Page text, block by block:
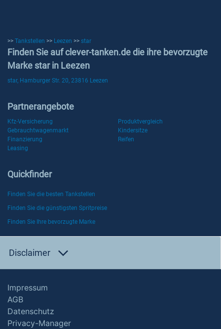
>> Tankstellen >> Leezen >> star
Finden Sie auf clever-tanken.de die ihre bevorzugte
Marke star in Leezen
star, Hamburger Str. 20, 23816 Leezen
Partnerangebote
Kfz-Versicherung
Produktvergleich
Gebrauchtwagenmarkt
Kindersitze
Finanzierung
Reifen
Leasing
Quickfinder
Finden Sie die besten Tankstellen
Finden Sie die günstigsten Spritpreise
Finden Sie Ihre bevorzugte Marke
Disclaimer
Impressum
AGB
Datenschutz
Privacy-Manager